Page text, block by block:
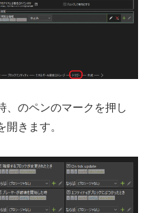
、のペンのマークを押し
きます。